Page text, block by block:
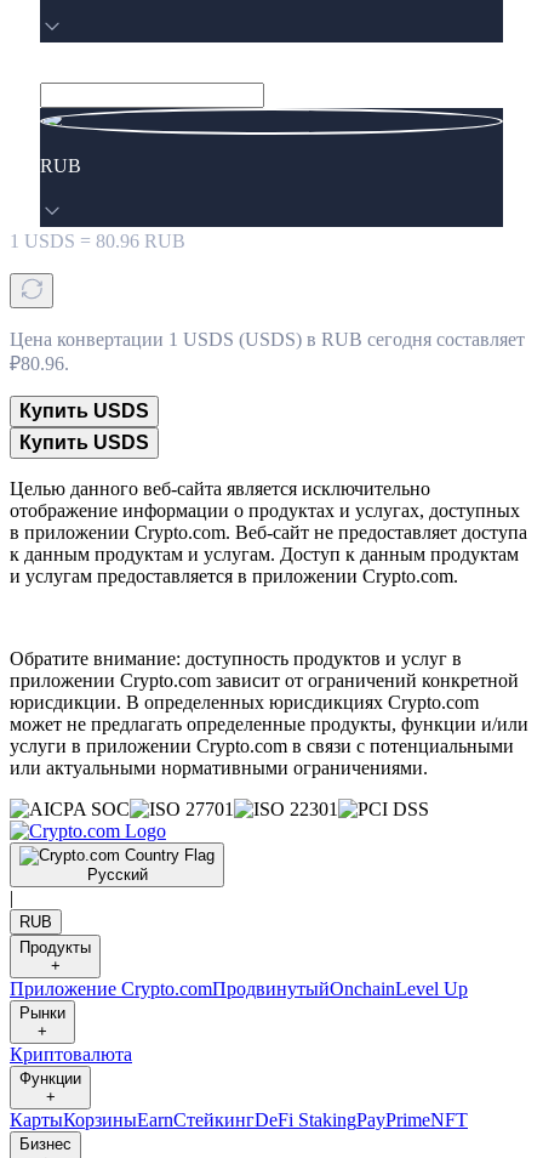
RUB
1 USDS = 80.96 RUB
Цена конвертации 1 USDS (USDS) в RUB сегодня составляет
₽80.96.
Купить USDS
Купить USDS
Целью данного веб-сайта является исключительно
отображение информации о продуктах и услугах, доступных
в приложении Crypto.com. Веб-сайт не предоставляет доступа
к данным продуктам и услугам. Доступ к данным продуктам
и услугам предоставляется в приложении Crypto.com.
Обратите внимание: доступность продуктов и услуг в
приложении Crypto.com зависит от ограничений конкретной
юрисдикции. В определенных юрисдикциях Crypto.com
может не предлагать определенные продукты, функции и/или
услуги в приложении Crypto.com в связи с потенциальными
или актуальными нормативными ограничениями.
Русский
|
RUB
Продукты
+
Приложение Crypto.comПродвинутыйOnchainLevel Up
Рынки
+
Криптовалюта
Функции
+
КартыКорзиныEarnСтейкингDeFi StakingPayPrimeNFT
Бизнес